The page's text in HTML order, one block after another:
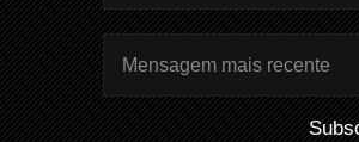
Mensagem mais recente